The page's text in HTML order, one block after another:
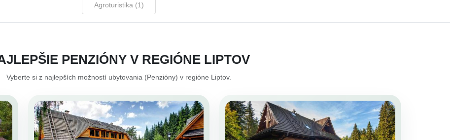
Agroturistika (1)
PENZIÓNY V REGIÓNE LIPTOV
Vyberte si z najlepších možností ubytovania (Penzióny) v regióne Liptov.